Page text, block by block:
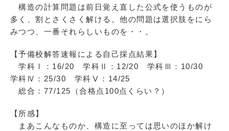
構造の計算問題は前日覚え直した公式を使うものが
多く、割とさくさく解ける。他の問題は選択肢をにら
みつつ、一番それらしいものを・・。
【予備校解答速報による自己採点結果】
学科Ⅰ：16/20 学科Ⅱ：12/20 学科Ⅲ：10/30
学科Ⅳ：25/30 学科Ⅴ：14/25
総合：77/125（合格点100点くらい？）
【所感】
まあこんなものか、構造に至っては思いのほか解け